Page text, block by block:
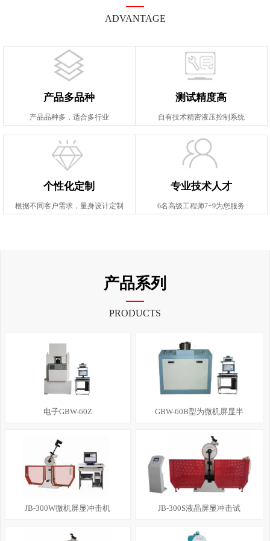
ADVANTAGE
产品多品种
产品品种多，适合多行业
测试精度高
自有技术精密液压控制系统
个性化定制
根据不同客户需求，量身设计定制
专业技术人才
6名高级工程师7+9为您服务
产品系列
PRODUCTS
电子GBW-60Z GBW-60B型为微机屏显半
JB-300W微机屏显冲击机 JB-300S液晶屏显冲击试